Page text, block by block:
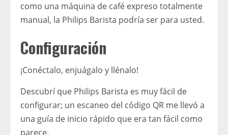
como una máquina de café expreso totalmente
manual, la Philips Barista podría ser para usted.
Configuración
¡Conéctalo, enjuágalo y llénalo!
Descubrí que Philips Barista es muy fácil de
configurar; un escaneo del código QR me llevó a
una guía de inicio rápido que era tan fácil como
parece.